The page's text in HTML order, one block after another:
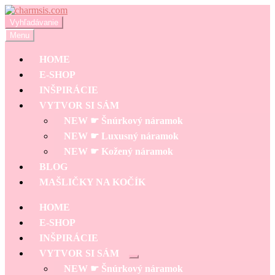
Preskočiť
na
navigáciu
Preskočiť
na
obsah
Hľadať:
Vyhľadávanie
Menu
HOME
E-SHOP
INŠPIRÁCIE
VYTVOR SI SÁM
NEW ☛ Šnúrkový náramok
NEW ☛ Luxusný náramok
NEW ☛ Kožený náramok
BLOG
MAŠLIČKY NA KOČÍK
HOME
E-SHOP
INŠPIRÁCIE
VYTVOR SI SÁM
Rozbaliť
podradené
NEW ☛ Šnúrkový náramok